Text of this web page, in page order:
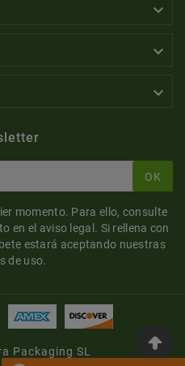



OK
momento. Para ello, consulte
en el aviso legal. Si rellena con
estará aceptando nuestras
de uso.
Packaging SL